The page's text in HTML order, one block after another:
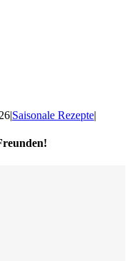
|Saisonale Rezepte|